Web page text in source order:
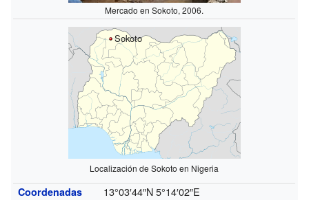
Mercado en Sokoto, 2006.
Sokoto
Localización de Sokoto en Nigeria
Coordenadas 13°03′44″N 5°14′02″E